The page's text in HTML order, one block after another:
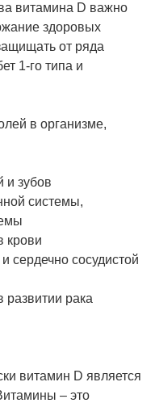
витамина D важно
здоровых
от ряда
1-го типа и
в организме,
и зубов
системы,
крови
сердечно сосудистой
развитии рака
витамин D является
– это